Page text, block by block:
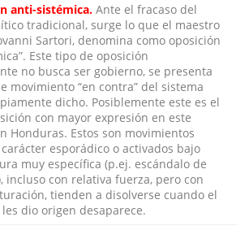
anti-sistémica. Ante el fracaso del
tradicional, surge lo que el maestro
Sartori, denomina como oposición
Este tipo de oposición
no busca ser gobierno, se presenta
movimiento “en contra” del sistema
dicho. Posiblemente este es el
con mayor expresión en este
Honduras. Estos son movimientos
esporádico o activados bajo
muy específica (p.ej. escándalo de
incluso con relativa fuerza, pero con
tienden a disolverse cuando el
dio origen desaparece.